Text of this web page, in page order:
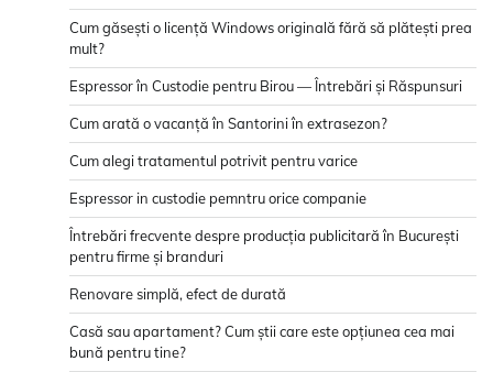
Cum găsești o licență Windows originală fără să plătești prea
mult?
Espressor în Custodie pentru Birou — Întrebări și Răspunsuri
Cum arată o vacanță în Santorini în extrasezon?
Cum alegi tratamentul potrivit pentru varice
Espressor in custodie pemntru orice companie
Întrebări frecvente despre producția publicitară în București
pentru firme și branduri
Renovare simplă, efect de durată
Casă sau apartament? Cum știi care este opțiunea cea mai
bună pentru tine?